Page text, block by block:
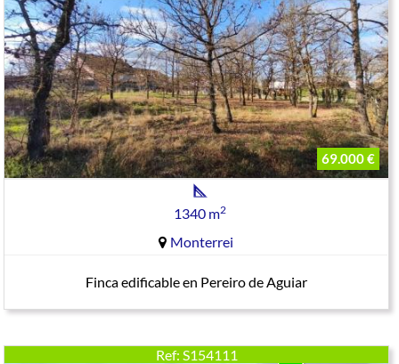
69.000 €
1340 m2
Monterrei
Finca edificable en Pereiro de Aguiar
Ref: S154111